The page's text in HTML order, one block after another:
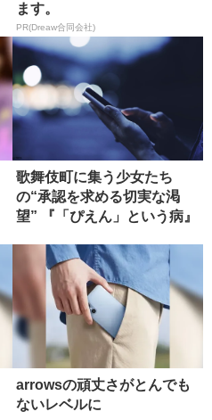
ます。
PR(Dreaw合同会社)
歌舞伎町に集う少女たち
の“承認を求める切実な渇
望” 『「ぴえん」という病』
arrowsの頑丈さがとんでも
ないレベルに